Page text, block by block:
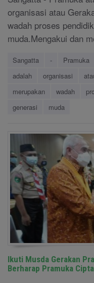
organisasi atau
wadah proses
muda.Mengakui dan
Sangatta - Pramuka
adalah
organisasi
merupakan
wadah
generasi
muda
Ikuti Musda Gerakan
Berharap Pramuka